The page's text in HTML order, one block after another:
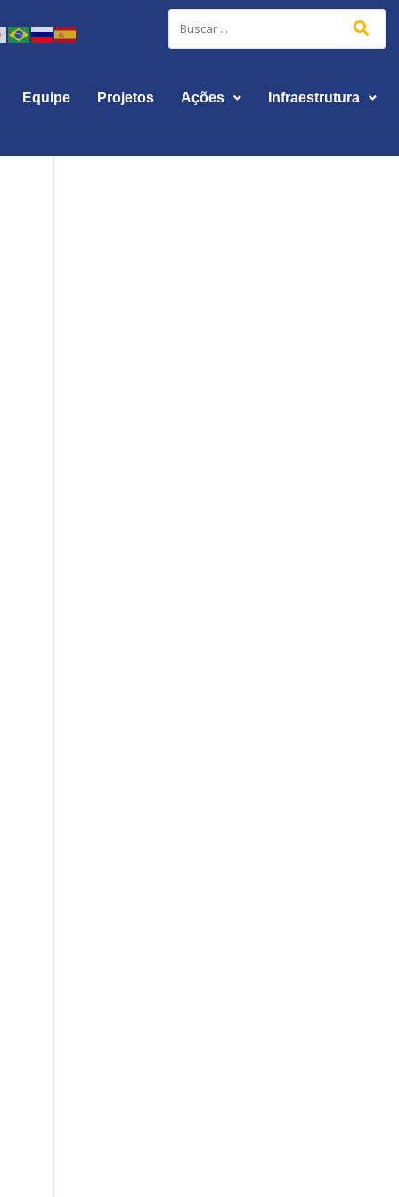
Equipe Projetos Ações Infraestrutura